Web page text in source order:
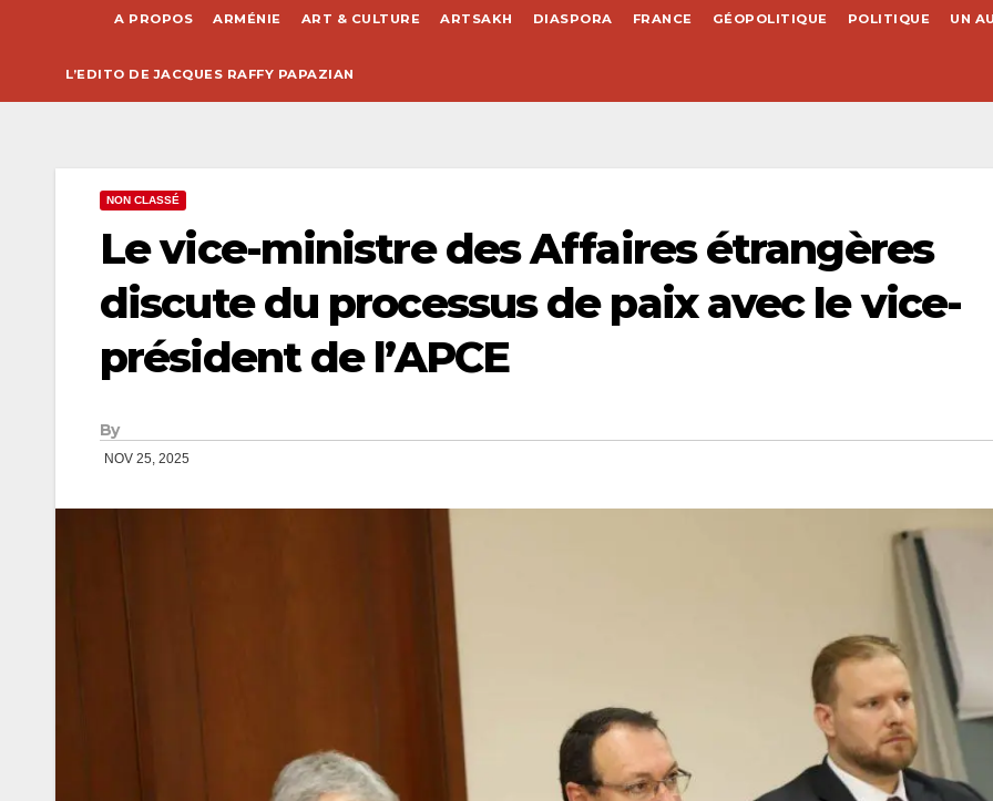
A PROPOS ARMÉNIE ART & CULTURE ARTSAKH DIASPORA FRANCE GÉOPOLITIQUE POLITIQUE UN
L’EDITO DE JACQUES RAFFY PAPAZIAN
NON CLASSÉ
Le vice-ministre des Affaires étrangères
discute du processus de paix avec le vice-
président de l’APCE
By
NOV 25, 2025